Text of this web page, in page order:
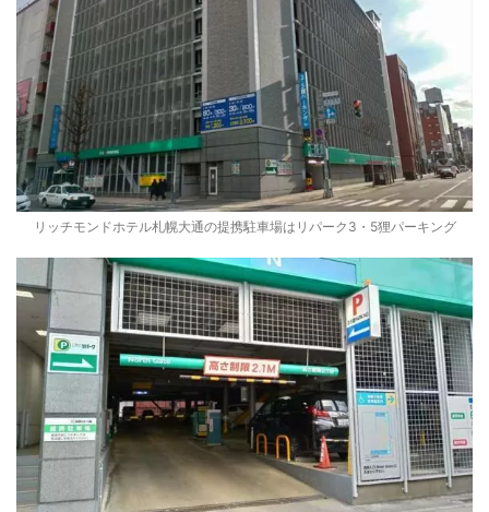
リッチモンドホテル札幌大通の提携駐車場はリパーク3・5狸パーキング